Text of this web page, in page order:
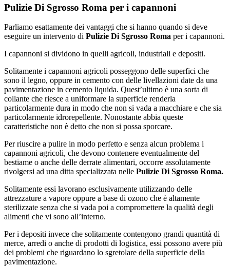
Pulizie Di Sgrosso Roma per i capannoni
Parliamo esattamente dei vantaggi che si hanno quando si deve
eseguire un intervento di Pulizie Di Sgrosso Roma per i capannoni.
I capannoni si dividono in quelli agricoli, industriali e depositi.
Solitamente i capannoni agricoli posseggono delle superfici che
sono il legno, oppure in cemento con delle livellazioni date da una
pavimentazione in cemento liquida. Quest’ultimo è una sorta di
collante che riesce a uniformare la superficie renderla
particolarmente dura in modo che non si vada a macchiare e che sia
particolarmente idrorepellente. Nonostante abbia queste
caratteristiche non è detto che non si possa sporcare.
Per riuscire a pulire in modo perfetto e senza alcun problema i
capannoni agricoli, che devono contenere eventualmente del
bestiame o anche delle derrate alimentari, occorre assolutamente
rivolgersi ad una ditta specializzata nelle Pulizie Di Sgrosso Roma.
Solitamente essi lavorano esclusivamente utilizzando delle
attrezzature a vapore oppure a base di ozono che è altamente
sterilizzate senza che si vada poi a compromettere la qualità degli
alimenti che vi sono all’interno.
Per i depositi invece che solitamente contengono grandi quantità di
merce, arredi o anche di prodotti di logistica, essi possono avere più
dei problemi che riguardano lo sgretolare della superficie della
pavimentazione.